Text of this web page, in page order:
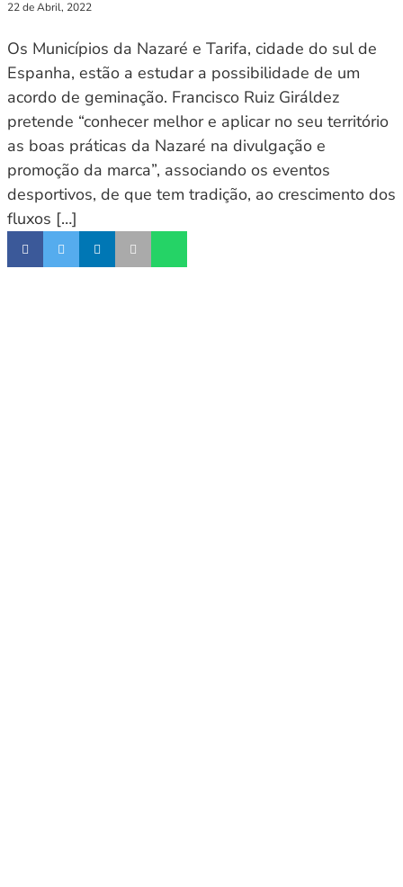
22 de Abril, 2022
Os Municípios da Nazaré e Tarifa, cidade do sul de
Espanha, estão a estudar a possibilidade de um
acordo de geminação. Francisco Ruiz Giráldez
pretende “conhecer melhor e aplicar no seu território
as boas práticas da Nazaré na divulgação e
promoção da marca”, associando os eventos
desportivos, de que tem tradição, ao crescimento dos
fluxos […]